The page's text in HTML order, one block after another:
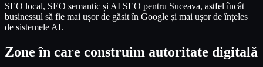
SEO local, SEO semantic și AI SEO pentru Suceava, astfel încât
businessul să fie mai ușor de găsit în Google și mai ușor de înțeles
de sistemele AI.
Zone în care construim autoritate digitală